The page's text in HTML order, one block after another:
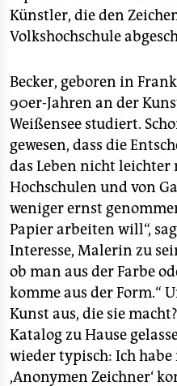
Künstler, die den
Volkshochschule
Becker, geboren in
90er-Jahren an der
Weißensee studiert.
gewesen, dass die
das Leben nicht leichter
Hochschulen und von
weniger ernst
Papier arbeiten will“,
Interesse, Malerin zu
ob man aus der Farbe
komme aus der Form.“
Kunst aus, die sie
Katalog zu Hause
wieder typisch: Ich
,Anonymen Zeichner‘